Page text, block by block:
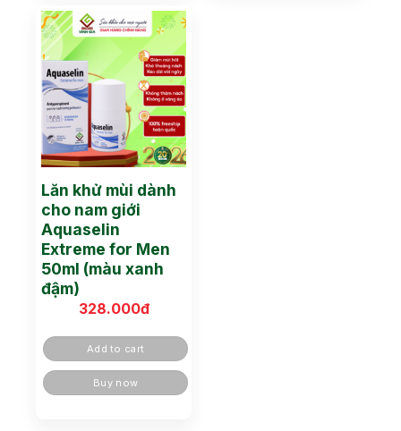
Lăn khử mùi dành
cho nam giới
Aquaselin
Extreme for Men
50ml (màu xanh
đậm)
328.000đ
Add to cart
Buy now